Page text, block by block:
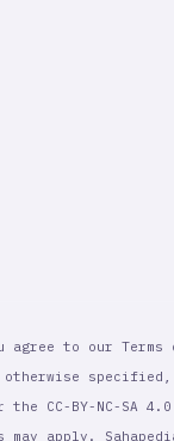
to our Terms
otherwise
CC-BY-NC-SA
apply.